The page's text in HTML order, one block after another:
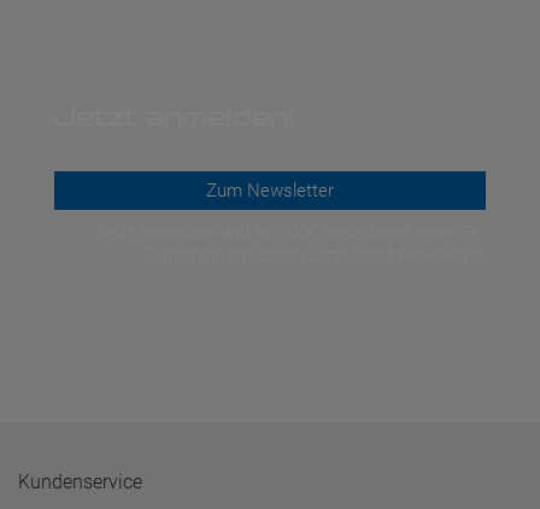
Zum Newsletter
Kundenservice